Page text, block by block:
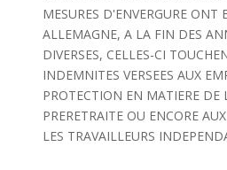
MESURES D'ENVERGURE ONT
ALLEMAGNE, A LA FIN DES
DIVERSES, CELLES-CI
INDEMNITES VERSEES AUX
PROTECTION EN MATIERE DE
PRERETRAITE OU ENCORE
LES TRAVAILLEURS